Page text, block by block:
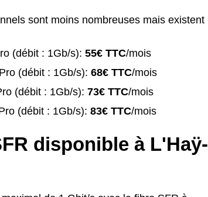
sont moins nombreuses mais existent
(débit : 1Gb/s): 55€ TTC/mois
(débit : 1Gb/s): 68€ TTC/mois
(débit : 1Gb/s): 73€ TTC/mois
(débit : 1Gb/s): 83€ TTC/mois
disponible à L'Haÿ-